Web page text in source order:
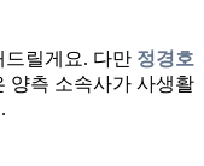
드릴게요. 다만 정경호
양측 소속사가 사생활